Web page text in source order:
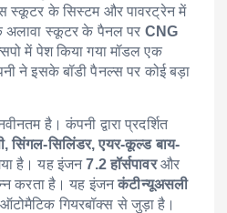
स्कूटर के सिस्टम और पावरट्रेन में
अलावा स्कूटर के पैनल पर CNG
में पेश किया गया मॉडल एक
ने इसके बॉडी पैनल्स पर कोई बड़ा
है। कंपनी द्वारा प्रदर्शित
सिंगल-सिलिंडर, एयर-कूल्ड बाय-
है। यह इंजन7.2 हॉर्सपावरऔर
करता है। यह इंजनकंटीन्यूअसली
गियरबॉक्स से जुड़ा है।